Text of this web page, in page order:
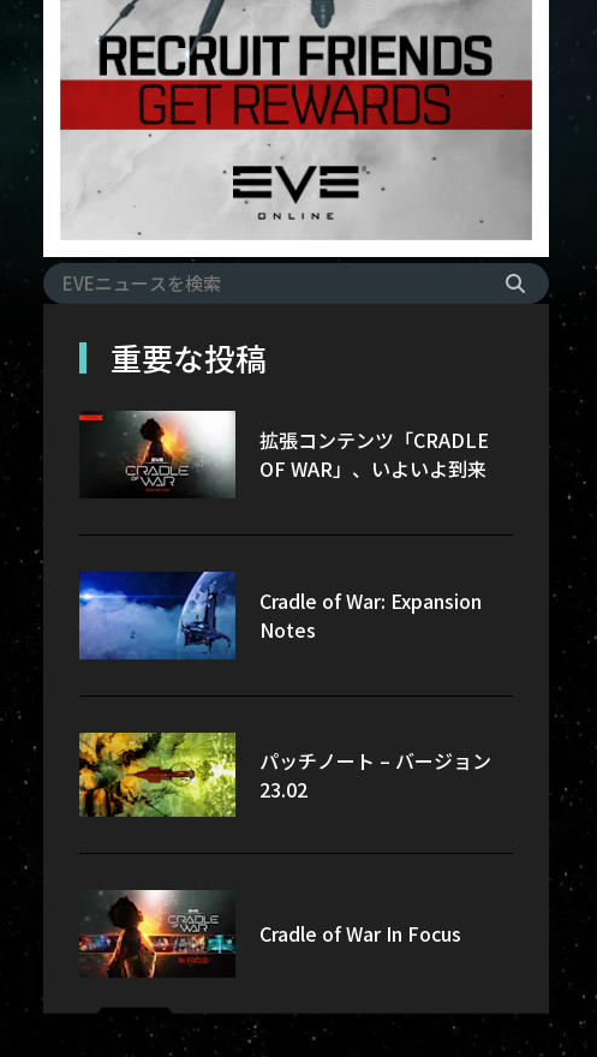
重要な投稿
拡張コンテンツ「CRADLE
OF WAR」、いよいよ到来
Cradle of War: Expansion
Notes
パッチノート – バージョン
23.02
Cradle of War In Focus